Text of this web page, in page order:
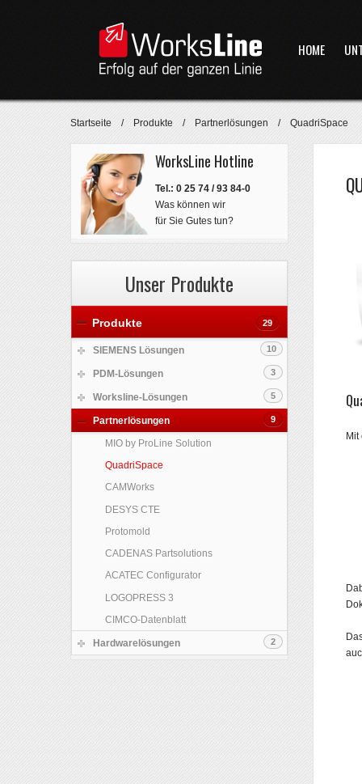
HOME
Startseite / Produkte / Partnerlösungen / QuadriSpace
WorksLine Hotline
Tel.: 0 25 74 / 93 84-0
Was können wir
für Sie Gutes tun?
Unser Produkte
29
Produkte
10
SIEMENS Lösungen
Solid Edge
NX
NX-CAM
Teamcenter
Tecnomatix
PLM Components
Akademische Lizenzen
45 Tage Solid Edge Testlizenz
Solid Edge & 3D Sync Mietlizenzen
WorksLine YouTube-Channel
3
PDM-Lösungen
DBSolidEdge
DBInventor
DBWorks
5
Worksline-Lösungen
Programmierung
Projektbegleitung
Test Lizenzen
Worksline Software
Customizing
9
Partnerlösungen
MIO by ProLine Solution
QuadriSpace
CAMWorks
DESYS CTE
Protomold
CADENAS Partsolutions
ACATEC Configurator
LOGOPRESS 3
CIMCO-Datenblatt
2
Hardwarelösungen